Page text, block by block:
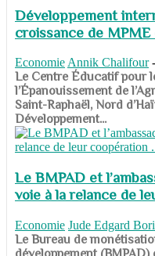
Développement
croissance de
Economie Annik Chalifour -
​​​​​​​Le Centre Éducatif pour
l’Épanouissement de
Saint-Raphaël, Nord
Développement...
Le BMPAD et
voie à la relance de
Economie Jude Edgard
​​​​​​​Le Bureau de